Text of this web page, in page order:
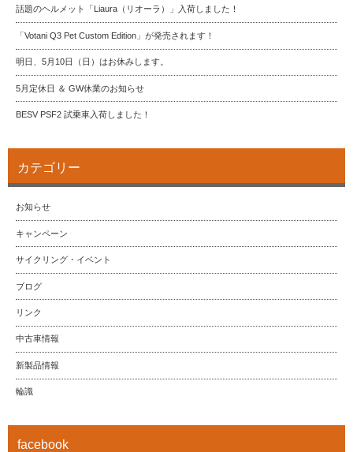
話題のヘルメット「Liaura（リオーラ）」入荷しました！
「Votani Q3 Pet Custom Edition」が発売されます！
明日、5月10日（日）はお休みします。
5月定休日 ＆ GW休業のお知らせ
BESV PSF2 試乗車入荷しました！
カテゴリー
お知らせ
キャンペーン
サイクリング・イベント
ブログ
リンク
中古車情報
新製品情報
輪識
facebook